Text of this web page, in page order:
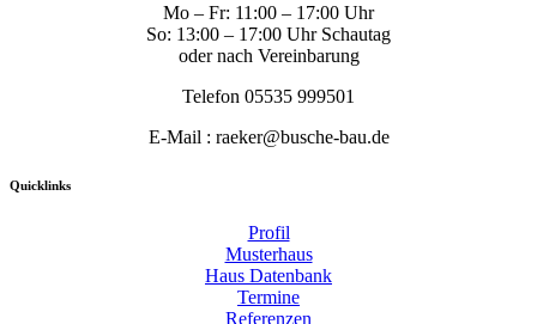
Mo – Fr: 11:00 – 17:00 Uhr
So: 13:00 – 17:00 Uhr Schautag
oder nach Vereinbarung
Telefon 05535 999501
E-Mail : raeker@busche-bau.de
Quicklinks
Profil
Musterhaus
Haus Datenbank
Termine
Referenzen